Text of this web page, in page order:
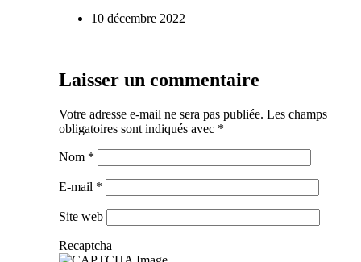
10 décembre 2022
Laisser un commentaire
Votre adresse e-mail ne sera pas publiée. Les champs
obligatoires sont indiqués avec *
Nom *
E-mail *
Site web
Recaptcha